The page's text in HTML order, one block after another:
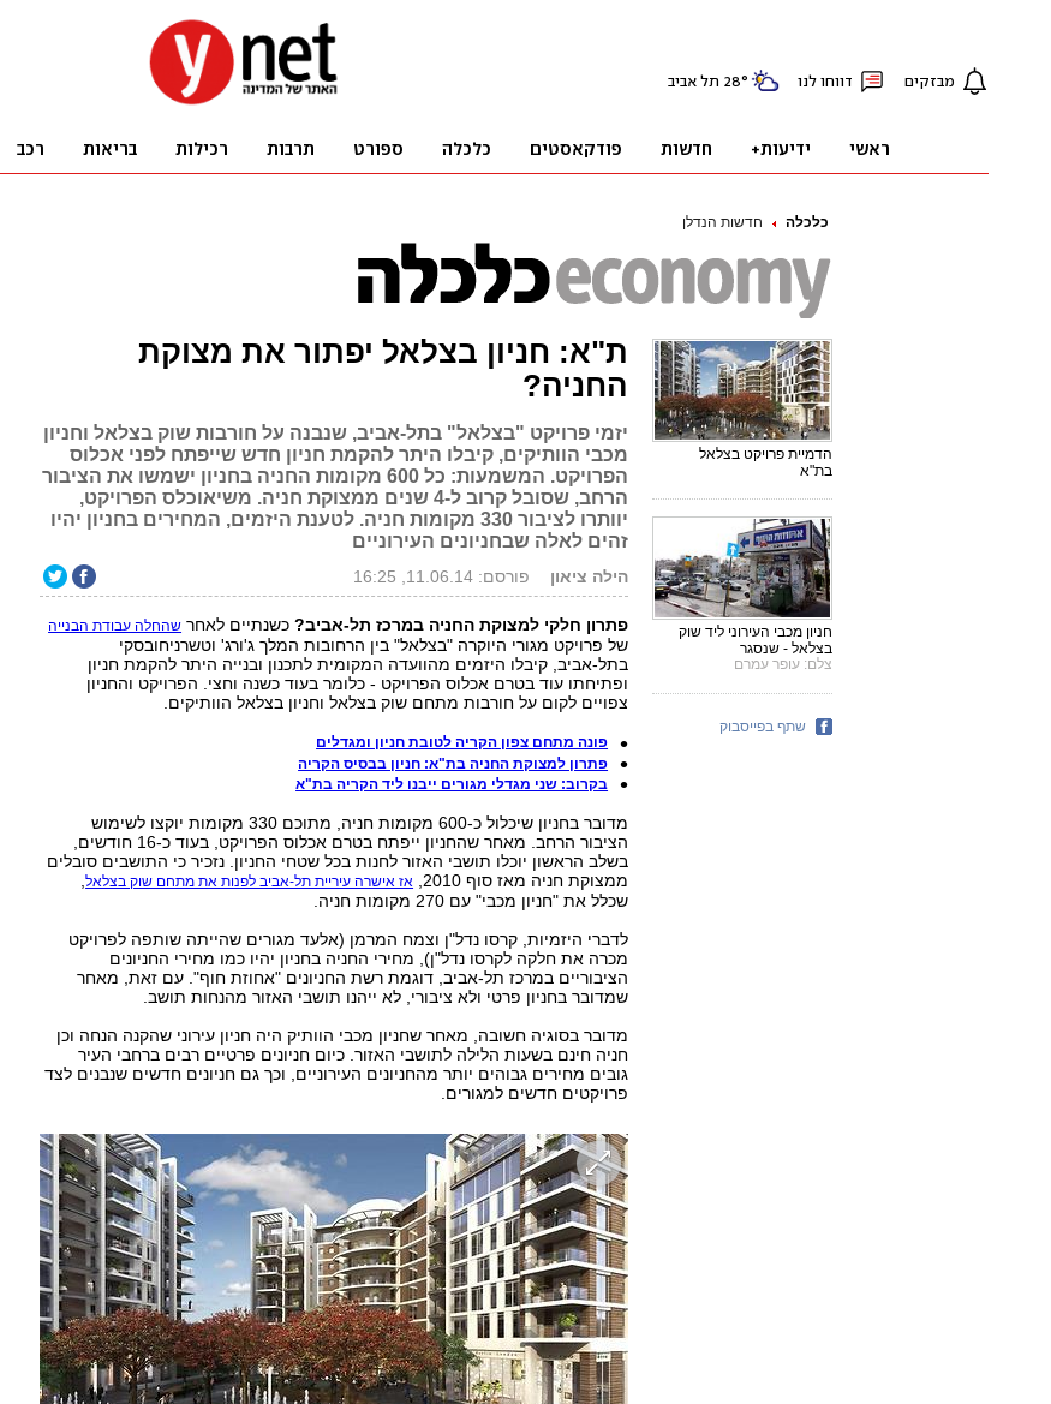
כלכלה חדשות הנדלן
ת"א: חניון בצלאל יפתור את מצוקת
החניה?
יזמי פרויקט "בצלאל" בתל-אביב, שנבנה על חורבות שוק בצלאל וחניון
מכבי הוותיקים, קיבלו היתר להקמת חניון חדש שייפתח לפני אכלוס
הפרויקט. המשמעות: כל 600 מקומות החניה בחניון ישמשו את הציבור
הרחב, שסובל קרוב ל-4 שנים ממצוקת חניה. משיאוכלס הפרויקט,
יוותרו לציבור 330 מקומות חניה. לטענת היזמים, המחירים בחניון יהיו
זהים לאלה שבחניונים העירוניים
הילה ציאון פורסם: 11.06.14, 16:25
פתרון חלקי למצוקת החניה במרכז תל-אביב?כשנתיים לאחר שהחלה עבודת הבנייה
של פרויקט מגורי היוקרה "בצלאל" בין הרחובות המלך ג'ורג' וטשרניחובסקי
בתל-אביב, קיבלו היזמים מהוועדה המקומית לתכנון ובנייה היתר להקמת חניון
ופתיחתו עוד בטרם אכלוס הפרויקט - כלומר בעוד כשנה וחצי. הפרויקט והחניון
צפויים לקום על חורבות מתחם שוק בצלאל וחניון בצלאל הוותיקים.
פונה מתחם צפון הקריה לטובת חניון ומגדלים
פתרון למצוקת החניה בת"א: חניון בבסיס הקריה
בקרוב: שני מגדלי מגורים ייבנו ליד הקריה בת"א
מדובר בחניון שיכלול כ-600 מקומות חניה, מתוכם 330 מקומות יוקצו לשימוש
הציבור הרחב. מאחר שהחניון ייפתח בטרם אכלוס הפרויקט, בעוד כ-16 חודשים,
בשלב הראשון יוכלו תושבי האזור לחנות בכל שטחי החניון. נזכיר כי התושבים סובלים
ממצוקת חניה מאז סוף 2010,
אז אישרה עיריית תל-אביב לפנות את מתחם שוק בצלאל,
שכלל את "חניון מכבי" עם 270 מקומות חניה.
לדברי היזמיות, קרסו נדל"ן וצמח המרמן (אלעד מגורים שהייתה שותפה לפרויקט
מכרה את חלקה לקרסו נדל"ן), מחירי החניה בחניון יהיו כמו מחירי החניונים
הציבוריים במרכז תל-אביב, דוגמת רשת החניונים "אחוזת חוף". עם זאת, מאחר
שמדובר בחניון פרטי ולא ציבורי, לא ייהנו תושבי האזור מהנחות תושב.
מדובר בסוגיה חשובה, מאחר שחניון מכבי הוותיק היה חניון עירוני שהקנה הנחה וכן
חניה חינם בשעות הלילה לתושבי האזור. כיום חניונים פרטיים רבים ברחבי העיר
גובים מחירים גבוהים יותר מהחניונים העירוניים, וכך גם חניונים חדשים שנבנים לצד
פרויקטים חדשים למגורים.
הדמיית פרויקט בצלאל
בת"א
חניון מכבי העירוני ליד שוק
בצלאל - שנסגר
צלם: עופר עמרם
שתף בפייסבוק